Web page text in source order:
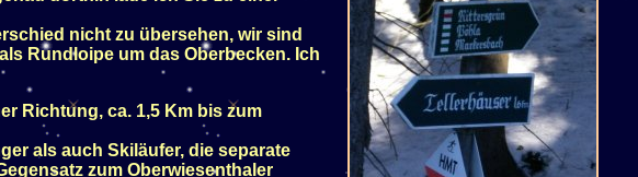
nicht zu übersehen, wir sind
Rundloipe um das Oberbecken. Ich
Richtung, ca. 1,5 Km bis zum
als auch Skiläufer, die separate
zum Oberwiesenthaler